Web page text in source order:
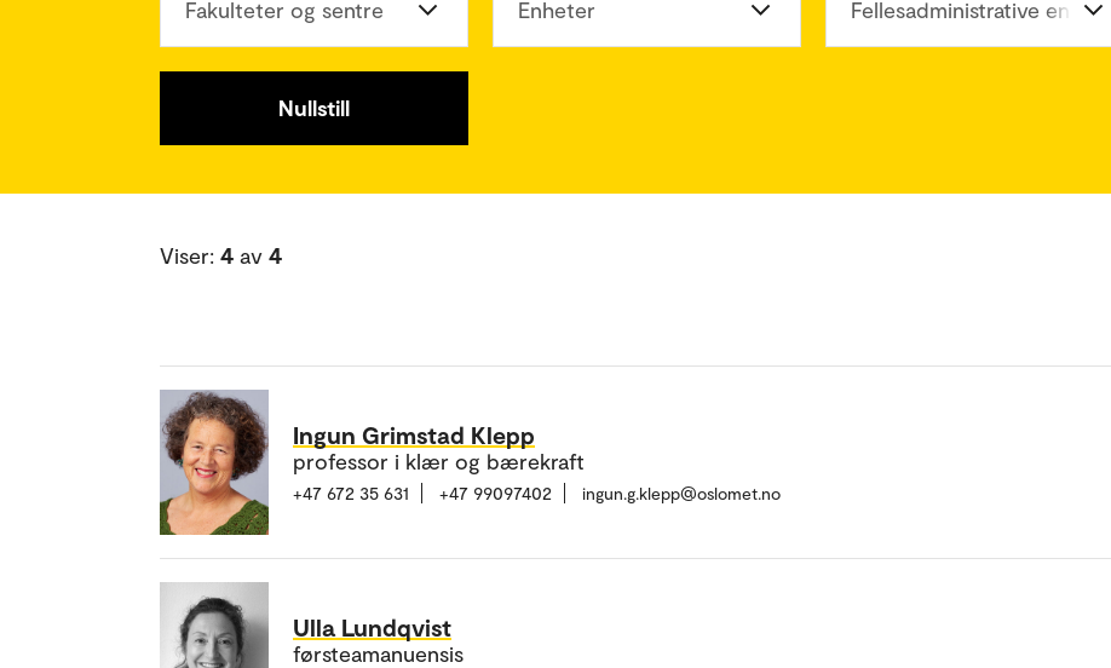
Fakulteter og sentre Enheter Fellesadministrative enheter
Nullstill
Viser: 4 av 4
Ingun Grimstad Klepp
professor i klær og bærekraft
+47 672 35 631 +47 99097402 ingun.g.klepp@oslomet.no
Ulla Lundqvist
førsteamanuensis